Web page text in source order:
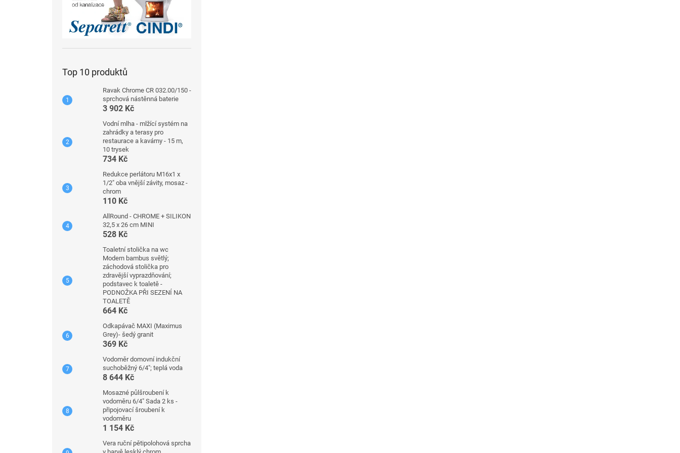
Top 10 produktů
Ravak Chrome CR 032.00/150 -
sprchová nástěnná baterie
3 902 Kč
Vodní mlha - mlžící systém na
zahrádky a terasy pro
restaurace a kavárny - 15 m,
10 trysek
734 Kč
Redukce perlátoru M16x1 x
1/2" oba vnější závity, mosaz -
chrom
110 Kč
AllRound - CHROME + SILIKON
32,5 x 26 cm MINI
528 Kč
Toaletní stolička na wc
Modern bambus světlý;
záchodová stolička pro
zdravější vyprazdňování;
podstavec k toaletě -
PODNOŽKA PŘI SEZENÍ NA
TOALETĚ
664 Kč
Odkapávač MAXI (Maximus
Grey)- šedý granit
369 Kč
Vodoměr domovní indukční
suchoběžný 6/4"; teplá voda
8 644 Kč
Mosazné půlšroubení k
vodoměru 6/4" Sada 2 ks -
připojovací šroubení k
vodoměru
1 154 Kč
Vera ruční pětipolohová sprcha